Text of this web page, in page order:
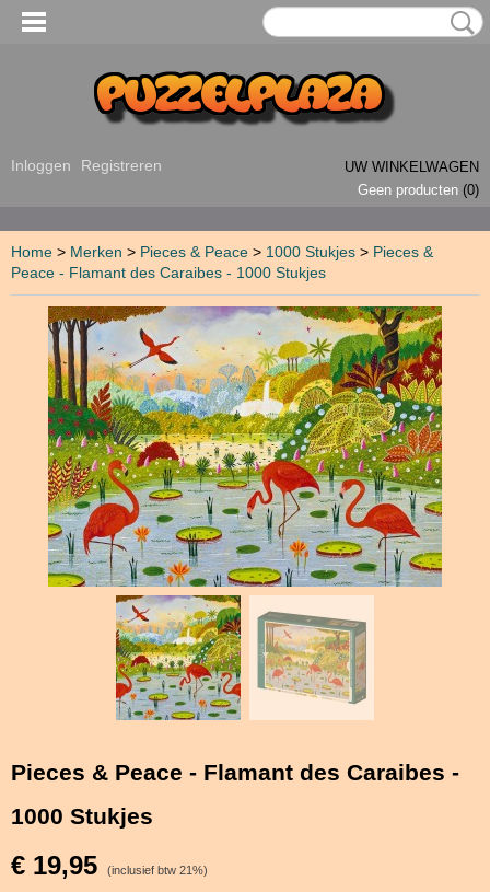
Inloggen Registreren
UW WINKELWAGEN
Geen producten (0)
Home > Merken > Pieces & Peace > 1000 Stukjes > Pieces &
Peace - Flamant des Caraibes - 1000 Stukjes
Pieces & Peace - Flamant des Caraibes -
1000 Stukjes
€ 19,95 (inclusief btw 21%)